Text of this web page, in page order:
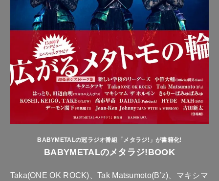
BABYMETALの冠ラジオ番組「メタラジ!」が書籍化!
BABYMETALのメタラジ!BOOK
Taka(ONE OK ROCK)、Tak Matsumoto(B’z)、マキシマ